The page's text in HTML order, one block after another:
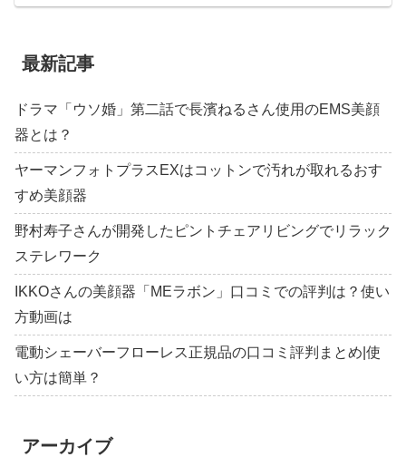
最新記事
ドラマ「ウソ婚」第二話で長濱ねるさん使用のEMS美顔
器とは？
ヤーマンフォトプラスEXはコットンで汚れが取れるおす
すめ美顔器
野村寿子さんが開発したピントチェアリビングでリラック
ステレワーク
IKKOさんの美顔器「MEラボン」口コミでの評判は？使い
方動画は
電動シェーバーフローレス正規品の口コミ評判まとめ|使
い方は簡単？
アーカイブ